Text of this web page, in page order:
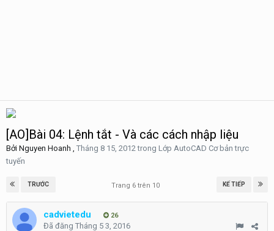
[AO]Bài 04: Lệnh tắt - Và các cách nhập liệu
Bởi Nguyen Hoanh , Tháng 8 15, 2012trong Lớp AutoCAD Cơ bản trực
tuyến
TRƯỚC KẾ TIẾP
Trang 6 trên 10
cadvietedu 26
Đã đăng Tháng 5 3, 2016